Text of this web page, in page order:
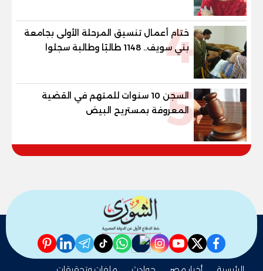
4
ختام أعمال تنسيق المرحلة الأولى بجامعة
بني سويف.. 1148 طالبًا وطالبة سجلوا
رغباتهم
5
السجن 10 سنوات للمتهم في القضية
المعروفة بمستريح البيض
facebook
twitter
youtube
instagram
nabd
whatsapp
tiktok
telegram
linkedin
pinterest